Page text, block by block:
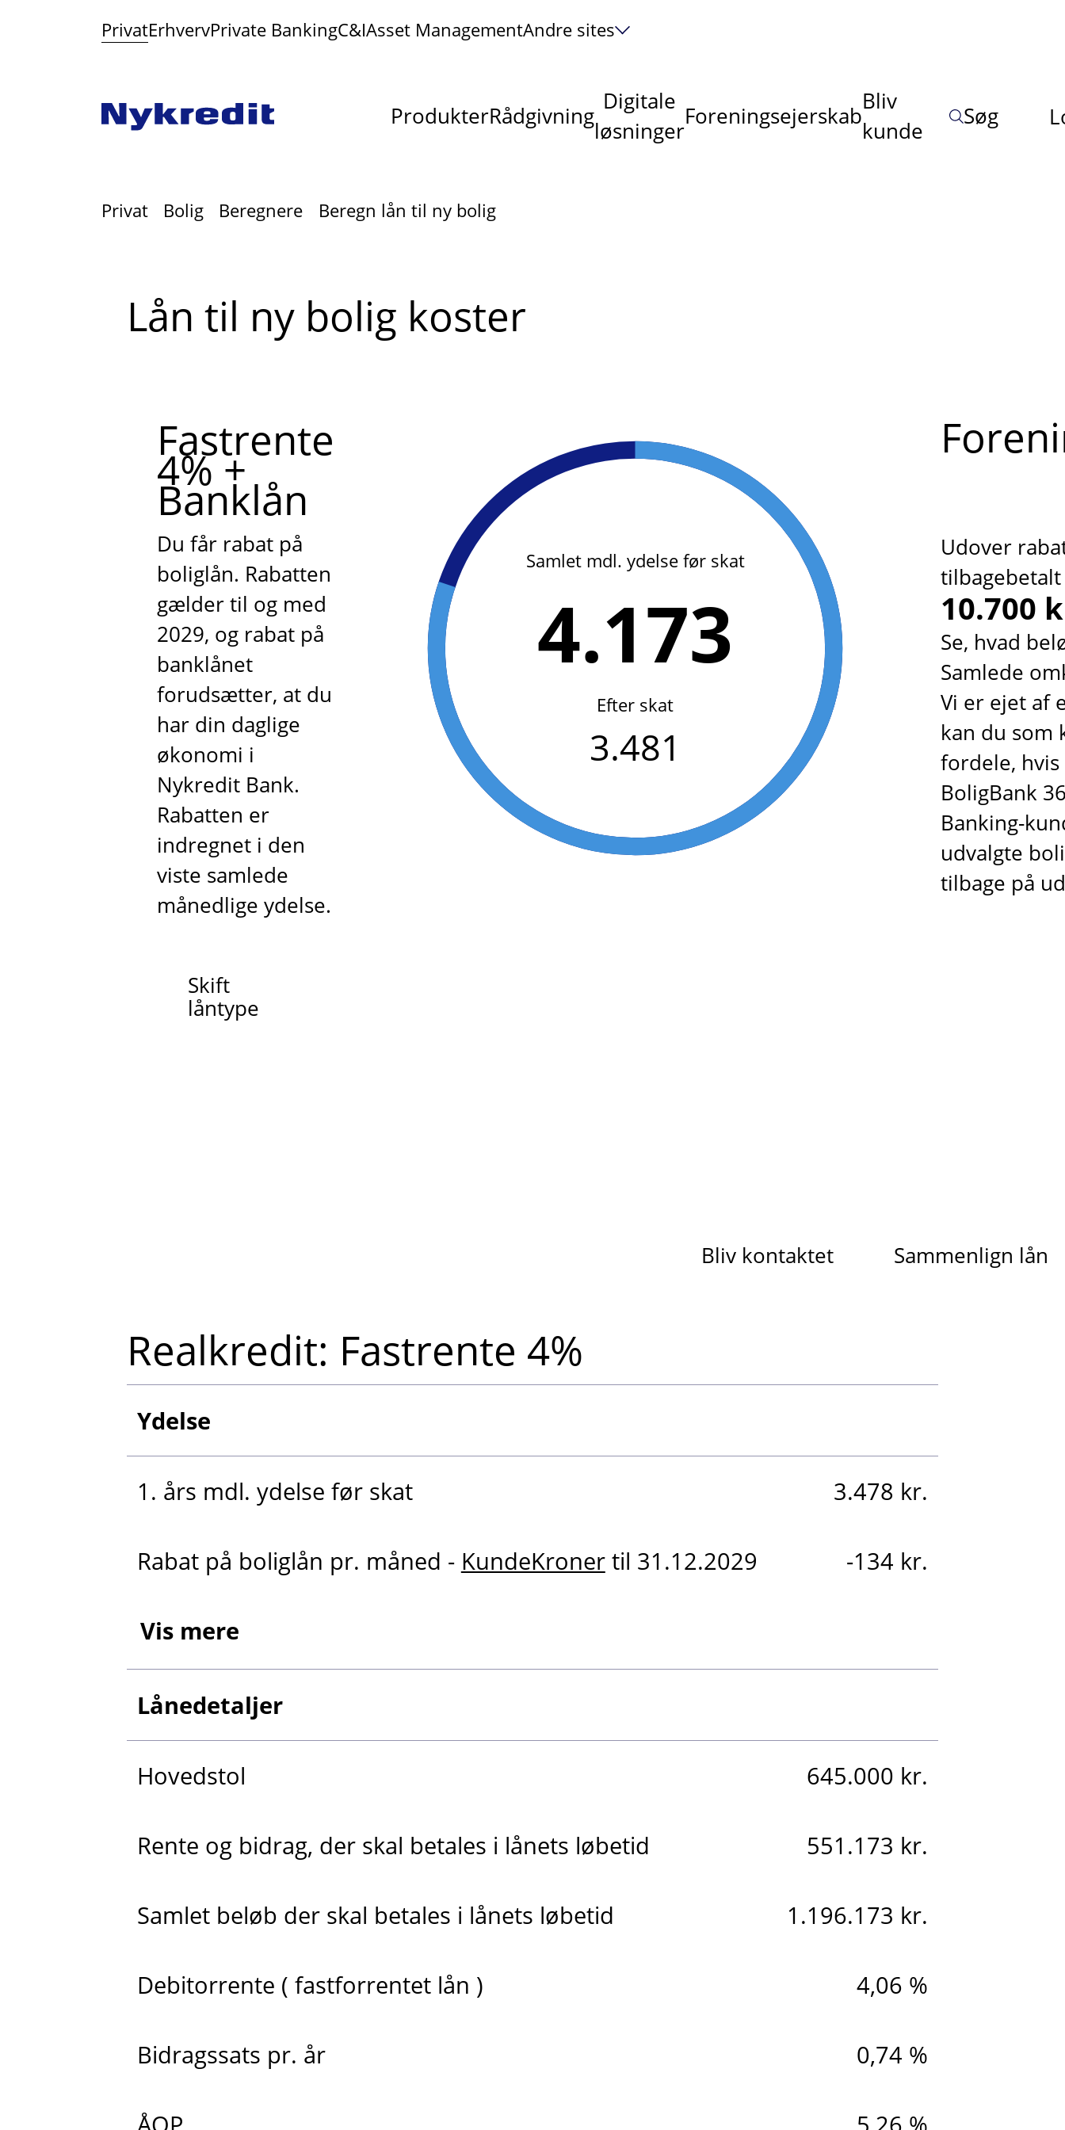
PrivatErhvervPrivate BankingC&IAsset ManagementAndre sites
ProdukterRådgivning
Digitale
løsninger
Foreningsejerskab
Bliv
kunde
Søg
Privat Bolig Beregnere Beregn lån til ny bolig
Lån til ny bolig koster
Fastrente
4% +
Banklån
Du får rabat på
boliglån. Rabatten
gælder til og med
2029, og rabat på
banklånet
forudsætter, at du
har din daglige
økonomi i
Nykredit Bank.
Rabatten er
indregnet i den
viste samlede
månedlige ydelse.
Skift
låntype
Samlet mdl. ydelse før skat
4.173
Efter skat
3.481
Udover
10.700
Se, hvad
Samlede
Vi er ejet af
kan du som
fordele,
BoligBank
Banking-
udvalgte
tilbage på
Bliv kontaktet Sammenlign lån
Realkredit: Fastrente 4%
Ydelse
1. års mdl. ydelse før skat 3.478 kr.
Rabat på boliglån pr. måned - KundeKronertil 31.12.2029 -134 kr.
Vis mere
Lånedetaljer
Hovedstol 645.000 kr.
Rente og bidrag, der skal betales i lånets løbetid 551.173 kr.
Samlet beløb der skal betales i lånets løbetid 1.196.173 kr.
Debitorrente ( fastforrentet lån ) 4,06 %
Bidragssats pr. år 0,74 %